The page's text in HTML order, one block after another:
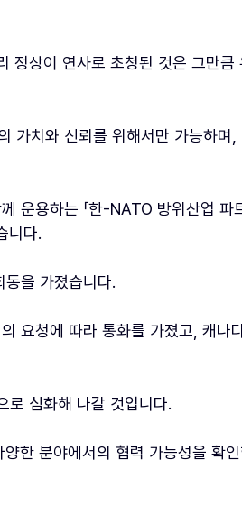
정상이 연사로 초청된 것은 그만큼
가치와 신뢰를 위해서만 가능하며,
운용하는 「한-NATO 방위산업 파
니다.
을 가졌습니다.
요청에 따라 통화를 가졌고, 캐나
로 심화해 나갈 것입니다.
한 분야에서의 협력 가능성을 확